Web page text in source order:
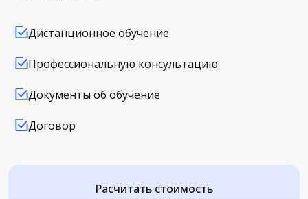
Дистанционное обучение
Профессиональную консультацию
Документы об обучение
Договор
Расчитать стоимость